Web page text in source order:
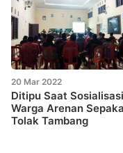
20 Mar 2022
Ditipu Saat
Warga Arenan
Tolak Tambang